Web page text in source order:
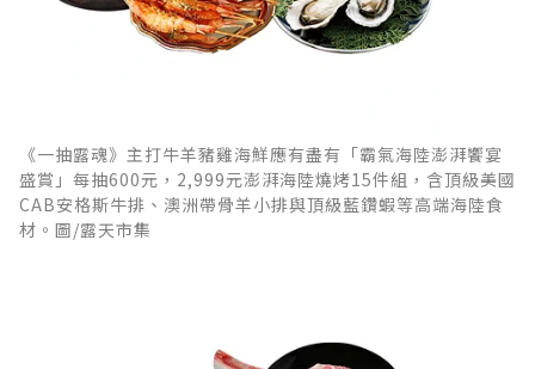
《一抽露魂》主打牛羊豬雞海鮮應有盡有「霸氣海陸澎湃饗宴
盛賞」每抽600元，2,999元澎湃海陸燒烤15件組，含頂級美國
CAB安格斯牛排、澳洲帶骨羊小排與頂級藍鑽蝦等高端海陸食
材。圖/露天市集